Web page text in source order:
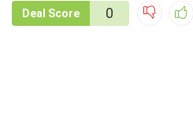
Deal Score 0